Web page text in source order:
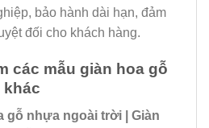
bảo hành dài hạn, đảm
đối cho khách hàng.
các mẫu giàn hoa gỗ
gỗ nhựa ngoài trời | Giàn